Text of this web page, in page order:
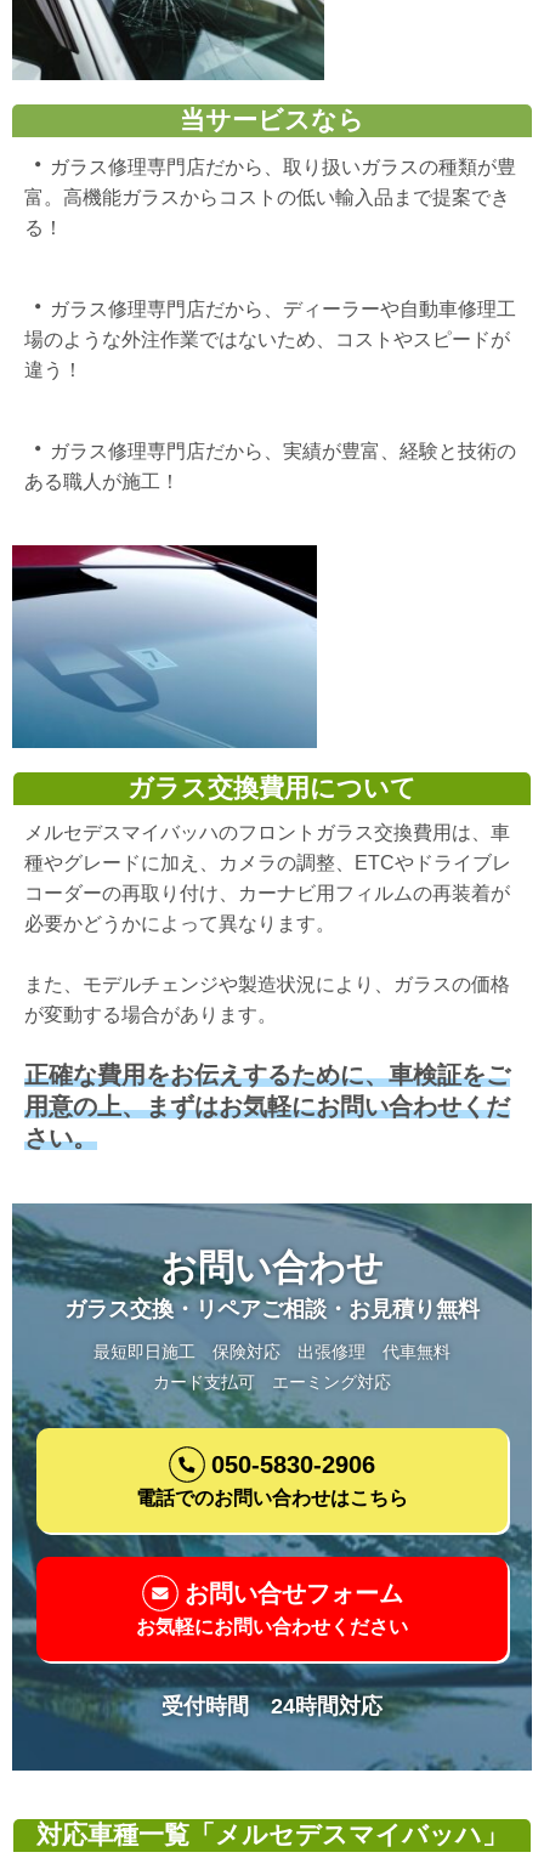
当サービスなら
・ ガラス修理専門店だから、取り扱いガラスの種類が豊
富。高機能ガラスからコストの低い輸入品まで提案でき
る！
・ ガラス修理専門店だから、ディーラーや自動車修理工
場のような外注作業ではないため、コストやスピードが
違う！
・ ガラス修理専門店だから、実績が豊富、経験と技術の
ある職人が施工！
ガラス交換費用について
メルセデスマイバッハのフロントガラス交換費用は、車
種やグレードに加え、カメラの調整、ETCやドライブレ
コーダーの再取り付け、カーナビ用フィルムの再装着が
必要かどうかによって異なります。
また、モデルチェンジや製造状況により、ガラスの価格
が変動する場合があります。
正確な費用をお伝えするために、車検証をご
用意の上、まずはお気軽にお問い合わせくだ
さい。
お問い合わせ
ガラス交換・リペアご相談・お見積り無料
最短即日施工 保険対応 出張修理
代車無料
カード支払可
エーミング対応
050-5830-2906
電話でのお問い合わせはこちら
お問い合せフォーム
お気軽にお問い合わせください
受付時間 24時間対応
対応車種一覧「メルセデスマイバッハ」